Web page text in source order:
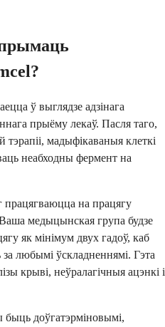
ў выглядзе адзінага
прыёму лекаў. Пасля таго,
мадыфікаваныя клеткі
неабходны фермент на
працягваюцца на працягу
медыцынская група будзе
як мінімум двух гадоў, каб
любымі ўскладненнямі. Гэта
крыві, неўралагічныя ацэнкі і
быць доўгатэрміновымі,